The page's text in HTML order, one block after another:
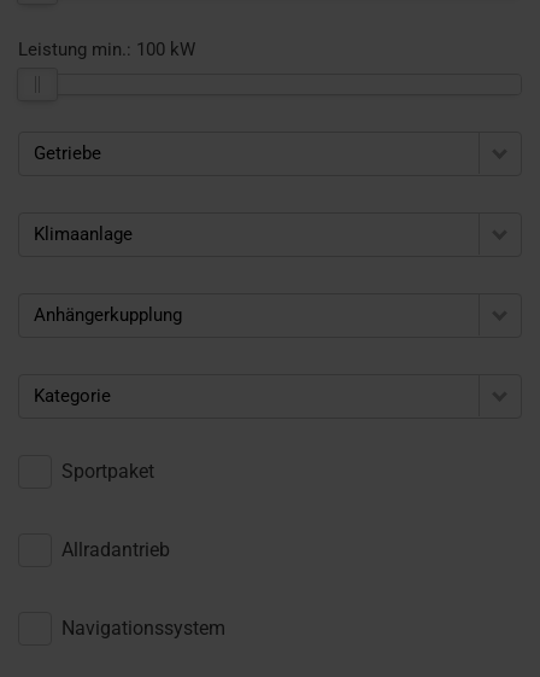
Leistung min.: 100 kW
Getriebe
Klimaanlage
Anhängerkupplung
Kategorie
Sportpaket
Allradantrieb
Navigationssystem